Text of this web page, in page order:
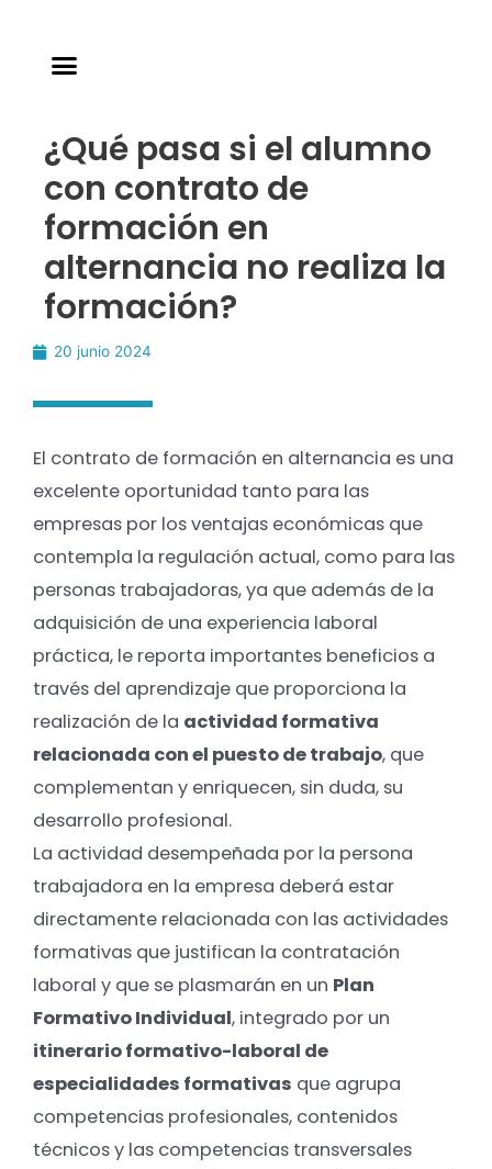
¿Qué pasa si el alumno
con contrato de
formación en
alternancia no realiza la
formación?
20 junio 2024
El contrato de formación en alternancia es una
excelente oportunidad tanto para las
empresas por los ventajas económicas que
contempla la regulación actual, como para las
personas trabajadoras, ya que además de la
adquisición de una experiencia laboral
práctica, le reporta importantes beneficios a
través del aprendizaje que proporciona la
realización de la actividad formativa
relacionada con el puesto de trabajo, que
complementan y enriquecen, sin duda, su
desarrollo profesional.
La actividad desempeñada por la persona
trabajadora en la empresa deberá estar
directamente relacionada con las actividades
formativas que justifican la contratación
laboral y que se plasmarán en un Plan
Formativo Individual, integrado por un
itinerario formativo-laboral de
especialidades formativas que agrupa
competencias profesionales, contenidos
técnicos y las competencias transversales